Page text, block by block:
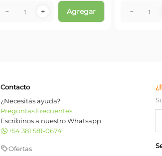
＋
－ Agregar －
Contacto
¿Necesitás ayuda?
Preguntas Frecuentes
Escribinos a nuestro Whatsapp
+54 381 581-0674
Ofertas